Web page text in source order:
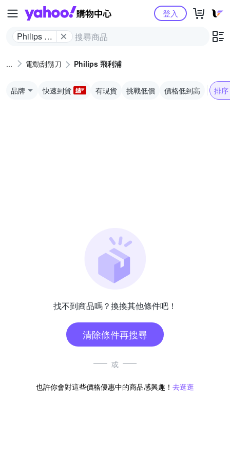
Yahoo購物中心
Philips 飛
登入
電動刮鬍刀 Philips 飛利浦
品牌 快速到貨 有現貨 挑戰低價 價格低到高 排序
找不到商品嗎？換換其他條件吧！
清除條件再搜尋
或
也許你會對這些價格優惠中的商品感興趣！ 去逛逛